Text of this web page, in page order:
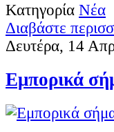
Κατηγορία Νέα
Διαβάστε
Δευτέρα, 14
Εμπορικά